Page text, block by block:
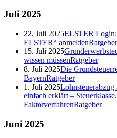
Juli 2025
22. Juli 2025ELSTER
ELSTER“ anmeldenRatgeber
15. Juli 2025
wissen müssenRatgeber
8. Juli 2025Die
BayernRatgeber
1. Juli 2025
einfach erklärt –
FaktorverfahrenRatgeber
Juni 2025